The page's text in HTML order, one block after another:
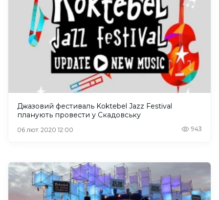
Джазовий фестиваль Koktebel Jazz Festival
планують провести у Скадовську
06 лют. 2020 12:00 943